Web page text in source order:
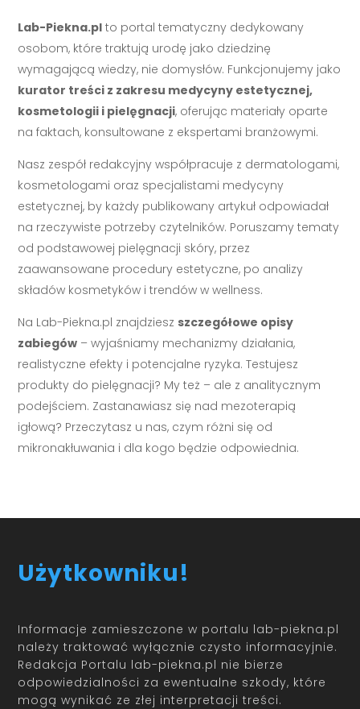
Lab-Piekna.pl to portal tematyczny dedykowany
osobom, które traktują urodę jako dziedzinę
wymagającą wiedzy, nie domysłów. Funkcjonujemy jako
kurator treści z zakresu medycyny estetycznej,
kosmetologii i pielęgnacji, oferując materiały oparte
na faktach, konsultowane z ekspertami branżowymi.
Nasz zespół redakcyjny współpracuje z dermatologami,
kosmetologami oraz specjalistami medycyny
estetycznej, by każdy publikowany artykuł odpowiadał
na rzeczywiste potrzeby czytelników. Poruszamy tematy
od podstawowej pielęgnacji skóry, przez
zaawansowane procedury estetyczne, po analizy
składów kosmetyków i trendów w wellness.
Na Lab-Piekna.pl znajdziesz szczegółowe opisy
zabiegów – wyjaśniamy mechanizmy działania,
realistyczne efekty i potencjalne ryzyka. Testujesz
produkty do pielęgnacji? My też – ale z analitycznym
podejściem. Zastanawiasz się nad mezoterapią
igłową? Przeczytasz u nas, czym różni się od
mikronakłuwania i dla kogo będzie odpowiednia.
Użytkowniku!
Informacje zamieszczone w portalu lab-piekna.pl
należy traktować wyłącznie czysto informacyjnie.
Redakcja Portalu lab-piekna.pl nie bierze
odpowiedzialności za ewentualne szkody, które
mogą wynikać ze złej interpretacji treści.